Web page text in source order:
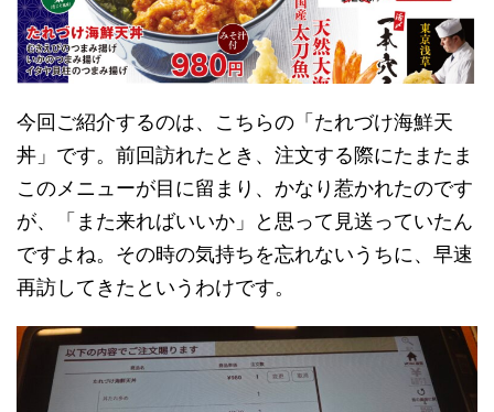
今回ご紹介するのは、こちらの「たれづけ海鮮天
丼」です。前回訪れたとき、注文する際にたまたま
このメニューが目に留まり、かなり惹かれたのです
が、「また来ればいいか」と思って見送っていたん
ですよね。その時の気持ちを忘れないうちに、早速
再訪してきたというわけです。